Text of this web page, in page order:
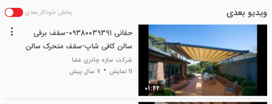
ویدیو بعدی پخش خودکار بعدی
01:42
حقانی 09380039391-سقف برقی
سالن کافی شاپ-سقف متحرک سالن
باغ رستوران
شرکت سازه چادری غشا
11 نمایش
7 سال پیش